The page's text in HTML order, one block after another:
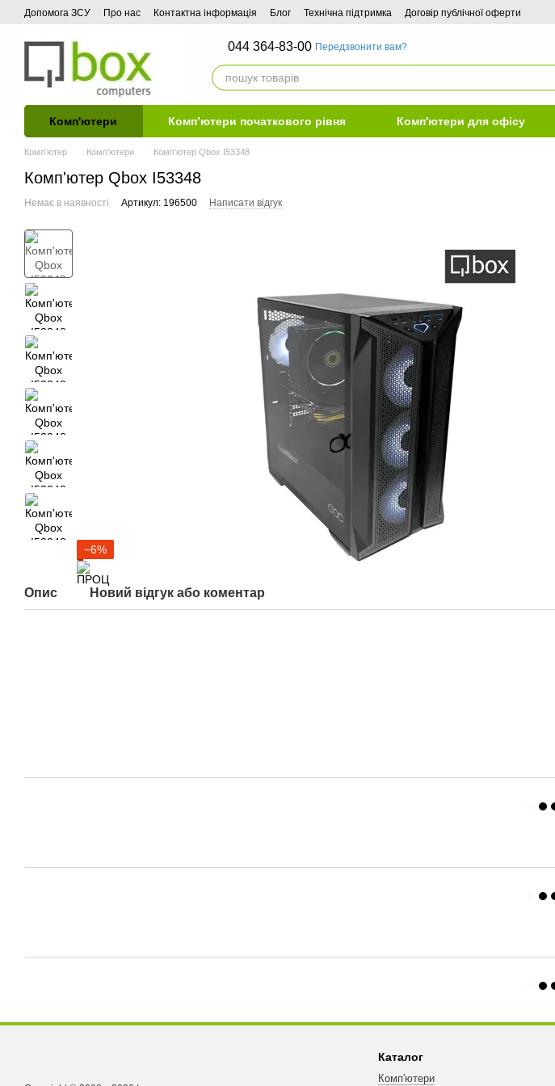
Перейти до основного контенту
Допомога ЗСУ Про нас Контактна інформація Блог Технічна підтримка Договір публічної оферти
044 364-83-00 Передзвонити вам?
Комп'ютери Комп’ютери початкового рівня Комп'ютери для офісу
Компʼютер Комп'ютери Комп'ютер Qbox I53348
Комп'ютер Qbox I53348
Немає в наявності Артикул: 196500 Написати відгук
−6%
Опис Новий відгук або коментар
Каталог
Комп'ютери